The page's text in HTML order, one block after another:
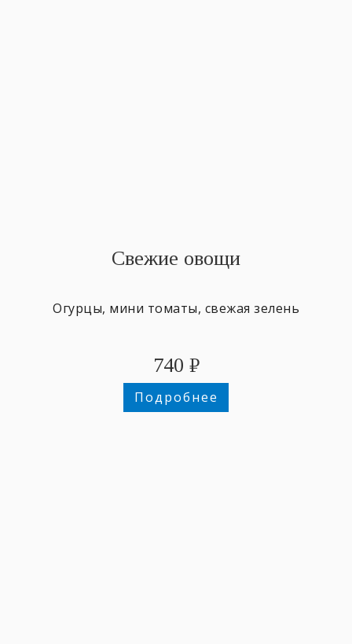
Свежие овощи
Огурцы, мини томаты, свежая зелень
740 ₽
Подробнее